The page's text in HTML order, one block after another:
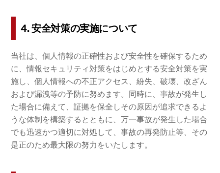
4. 安全対策の実施について
当社は、個人情報の正確性および安全性を確保するため
に、情報セキュリティ対策をはじめとする安全対策を実
施し、個人情報への不正アクセス、紛失、破壊、改ざん
および漏洩等の予防に努めます。同時に、事故が発生し
た場合に備えて、証拠を保全しその原因が追求できるよ
うな体制を構築するとともに、万一事故が発生した場合
でも迅速かつ適切に対処して、事故の再発防止等、その
是正のため最大限の努力をいたします。